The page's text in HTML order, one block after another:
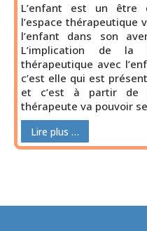
L’enfant est un être
l’espace thérapeutique
l’enfant dans son
L’implication de
thérapeutique avec
c’est elle qui est
et c’est à partir de
thérapeute va pouvoir
Lire plus …